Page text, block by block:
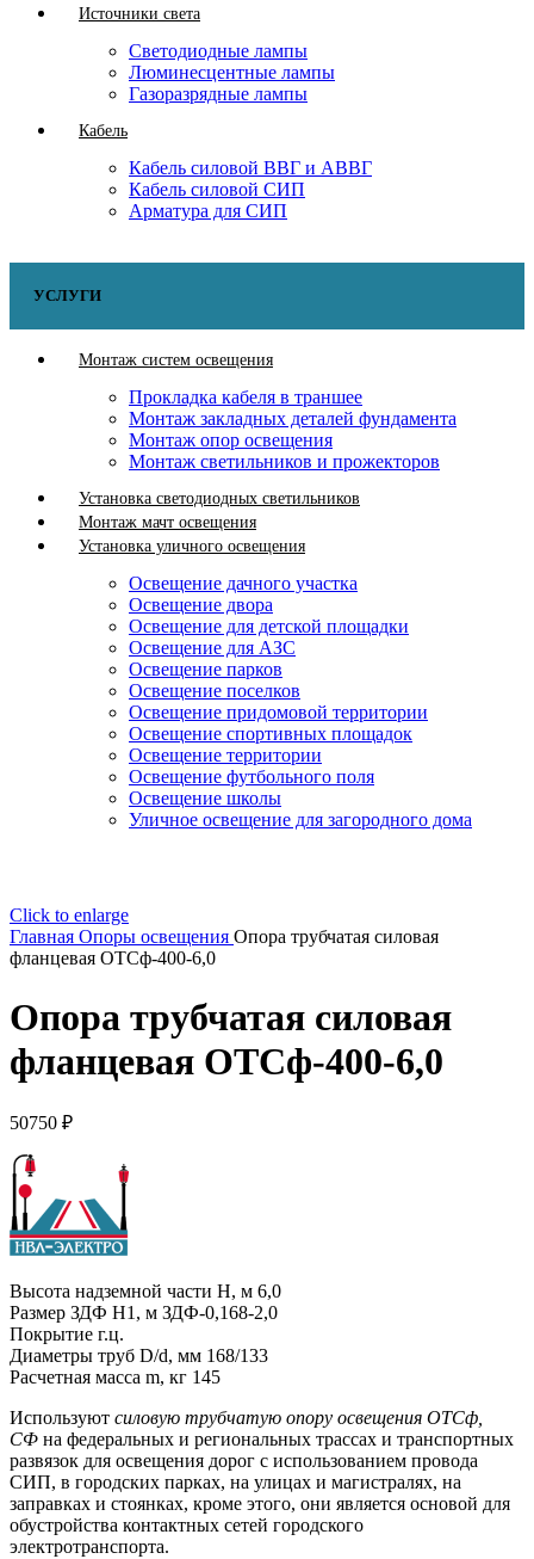
Источники света
Светодиодные лампы
Люминесцентные лампы
Газоразрядные лампы
Кабель
Кабель силовой ВВГ и АВВГ
Кабель силовой СИП
Арматура для СИП
УСЛУГИ
Монтаж систем освещения
Прокладка кабеля в траншее
Монтаж закладных деталей фундамента
Монтаж опор освещения
Монтаж светильников и прожекторов
Установка светодиодных светильников
Монтаж мачт освещения
Установка уличного освещения
Освещение дачного участка
Освещение двора
Освещение для детской площадки
Освещение для АЗС
Освещение парков
Освещение поселков
Освещение придомовой территории
Освещение спортивных площадок
Освещение территории
Освещение футбольного поля
Освещение школы
Уличное освещение для загородного дома
Click to enlarge
Главная Опоры освещения Опора трубчатая силовая
фланцевая ОТСф-400-6,0
Опора трубчатая силовая
фланцевая ОТСф-400-6,0
50750 ₽
Высота надземной части H, м 6,0
Размер ЗДФ Н1, м ЗДФ-0,168-2,0
Покрытие г.ц.
Диаметры труб D/d, мм 168/133
Расчетная масса m, кг 145
Используют силовую трубчатую опору освещения ОТСф,
СФ на федеральных и региональных трассах и транспортных
развязок для освещения дорог с использованием провода
СИП, в городских парках, на улицах и магистралях, на
заправках и стоянках, кроме этого, они является основой для
обустройства контактных сетей городского
электротранспорта.